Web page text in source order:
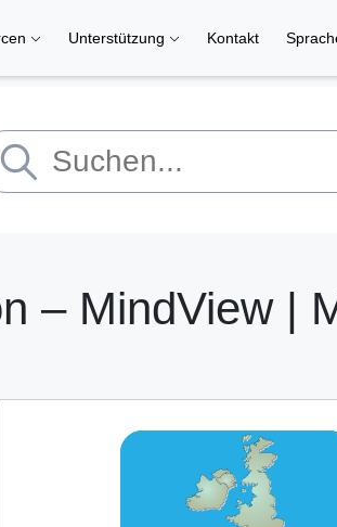
Unterstützung Kontakt
– MindView |